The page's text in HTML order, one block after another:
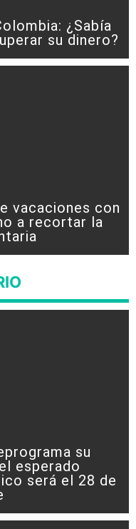
¿Sabía
su dinero?
vacaciones con
a recortar la
su
esperado
será el 28 de